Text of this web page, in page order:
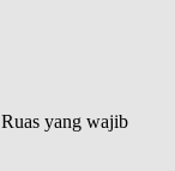
Ruas yang wajib